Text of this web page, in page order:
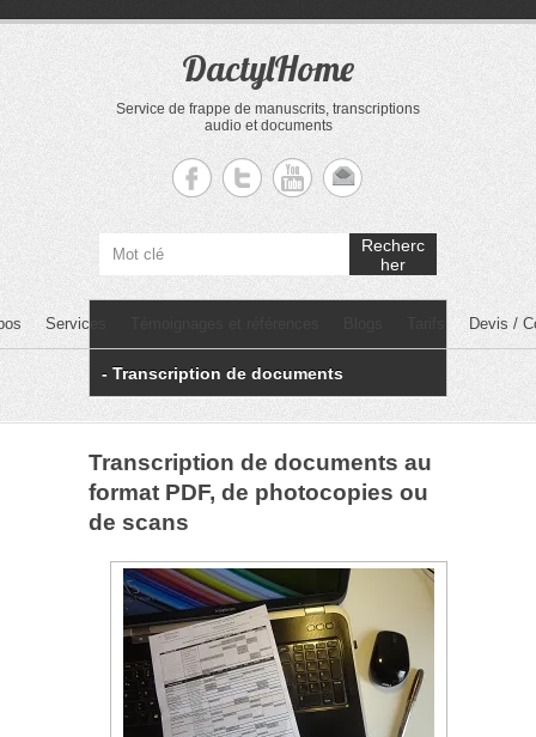
DactylHome
Service de frappe de manuscrits, transcriptions
audio et documents
Recherc
her
Services Devis /
- Transcription de documents
Transcription de documents au
format PDF, de photocopies ou
de scans